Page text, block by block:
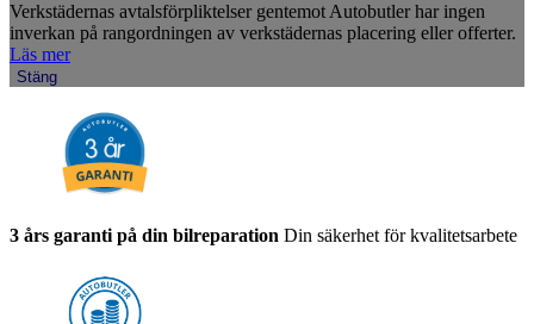
Verkstädernas avtalsförpliktelser gentemot Autobutler har ingen
inverkan på rangordningen av verkstädernas placering eller offerter.
Läs mer
Stäng
3 års garanti på din bilreparation Din säkerhet för kvalitetsarbete